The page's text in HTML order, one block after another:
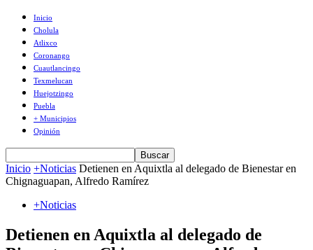
Inicio
Cholula
Atlixco
Coronango
Cuautlancingo
Texmelucan
Huejotzingo
Puebla
+ Municipios
Opinión
Inicio +Noticias Detienen en Aquixtla al delegado de Bienestar en
Chignaguapan, Alfredo Ramírez
+Noticias
Detienen en Aquixtla al delegado de